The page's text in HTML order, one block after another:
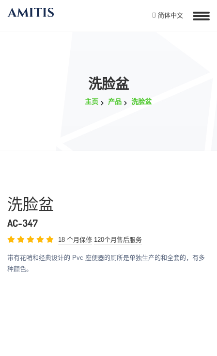
简体中文
洗脸盆
主页 产品 洗脸盆
洗脸盆
AC-347
18 个月保修 120个月售后服务
带有花哨和经典设计的 Pvc 座便器的厕所是单独生产的和全套的，有多
种颜色。